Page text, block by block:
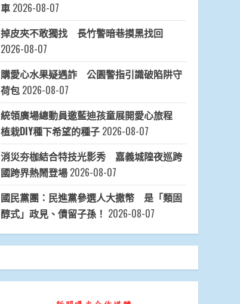
車 2026-08-07
掉皮夾不敢獨找 長竹警暗巷摸黑找回
2026-08-07
購愛心水果疑遇詐 公園警指引識破陷阱守
荷包 2026-08-07
統領廣場總動員邀藍迪孩童展開愛心旅程
植栽DIY種下希望的種子 2026-08-07
消災夯枷結合特技光影秀 嘉義城隍夜巡跨
國跨界熱鬧登場 2026-08-07
國民黨團：民進黨參選人大撒幣 是「類固
醇式」政見、債留子孫！ 2026-08-07